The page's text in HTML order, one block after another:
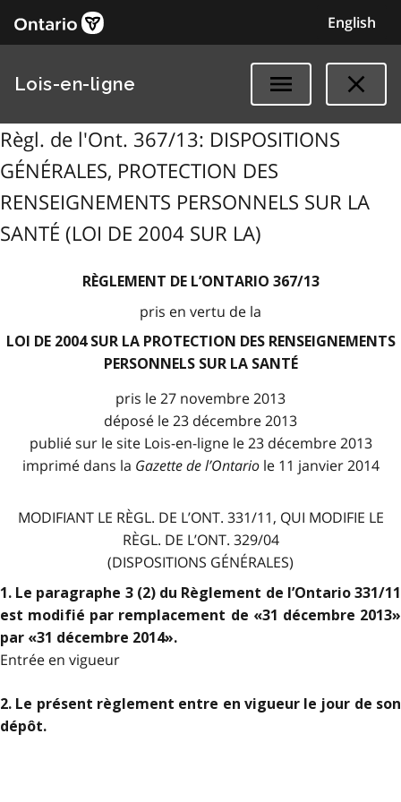
English
Lois-en-ligne
Règl. de l'Ont. 367/13: DISPOSITIONS
GÉNÉRALES, PROTECTION DES
RENSEIGNEMENTS PERSONNELS SUR LA
SANTÉ (LOI DE 2004 SUR LA)
RÈGLEMENT DE L’ONTARIO 367/13
pris en vertu de la
LOI DE 2004 SUR LA PROTECTION DES RENSEIGNEMENTS
PERSONNELS SUR LA SANTÉ
pris le 27 novembre 2013
déposé le 23 décembre 2013
publié sur le site Lois-en-ligne le 23 décembre 2013
imprimé dans la Gazette de l’Ontariole 11 janvier 2014
MODIFIANT LE RÈGL. DE L’ONT. 331/11, QUI MODIFIE LE
RÈGL. DE L’ONT. 329/04
(DISPOSITIONS GÉNÉRALES)
1. Le paragraphe 3 (2) du Règlement de l’Ontario 331/11
est modifié par remplacement de «31 décembre 2013»
par «31 décembre 2014».
Entrée en vigueur
2. Le présent règlement entre en vigueur le jour de son
dépôt.